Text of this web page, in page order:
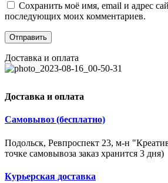
Сохранить моё имя, email и адрес
последующих моих комментариев.
Доставка и оплата
Доставка и оплата
Самовывоз (бесплатно)
Подольск, Ревпроспект 23, м-н
точке самовывоза заказ хранится 3 дня)
Курьерская доставка